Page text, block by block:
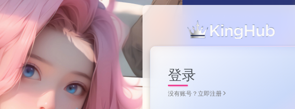
2分钟 2024-10-10 资源主理人 该作者已发布15265篇文章
登录
没有账号？立即注册